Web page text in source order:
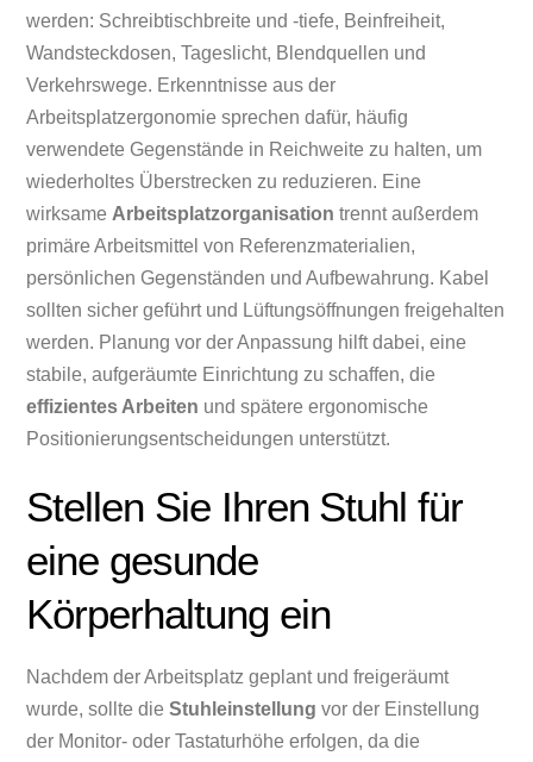
werden: Schreibtischbreite und -tiefe, Beinfreiheit,
Wandsteckdosen, Tageslicht, Blendquellen und
Verkehrswege. Erkenntnisse aus der
Arbeitsplatzergonomie sprechen dafür, häufig
verwendete Gegenstände in Reichweite zu halten, um
wiederholtes Überstrecken zu reduzieren. Eine
wirksame Arbeitsplatzorganisation trennt außerdem
primäre Arbeitsmittel von Referenzmaterialien,
persönlichen Gegenständen und Aufbewahrung. Kabel
sollten sicher geführt und Lüftungsöffnungen freigehalten
werden. Planung vor der Anpassung hilft dabei, eine
stabile, aufgeräumte Einrichtung zu schaffen, die
effizientes Arbeiten und spätere ergonomische
Positionierungsentscheidungen unterstützt.
Stellen Sie Ihren Stuhl für
eine gesunde
Körperhaltung ein
Nachdem der Arbeitsplatz geplant und freigeräumt
wurde, sollte dieStuhleinstellung vor der Einstellung
der Monitor- oder Tastaturhöhe erfolgen, da die